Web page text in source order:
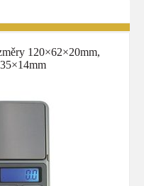
120×62×20mm,